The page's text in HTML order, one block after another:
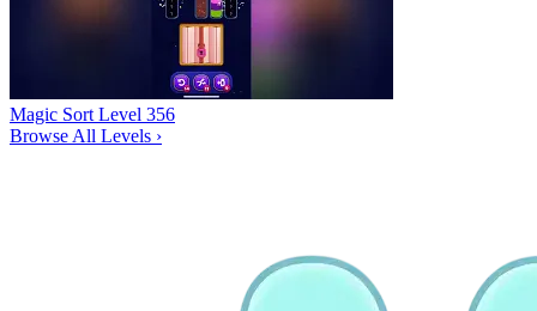
Magic Sort Level 356
Browse All Levels ›